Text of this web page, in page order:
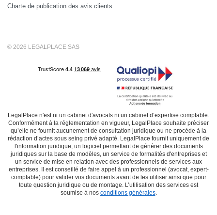
Charte de publication des avis clients
© 2026 LEGALPLACE SAS
LegalPlace n'est ni un cabinet d'avocats ni un cabinet d’expertise comptable.
Conformément à la réglementation en vigueur, LegalPlace souhaite préciser
qu’elle ne fournit aucunement de consultation juridique ou ne procède à la
rédaction d’actes sous seing privé adapté. LegalPlace fournit uniquement de
l'information juridique, un logiciel permettant de générer des documents
juridiques sur la base de modèles, un service de formalités d'entreprises et
un service de mise en relation avec des professionnels de services aux
entreprises. Il est conseillé de faire appel à un professionnel (avocat, expert-
comptable) pour valider vos documents avant de les utiliser ainsi que pour
toute question juridique ou de montage. L’utilisation des services est
soumise à nos conditions générales.